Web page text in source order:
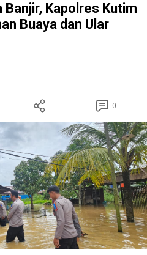
Kapolres Kutim
Buaya dan Ular
0